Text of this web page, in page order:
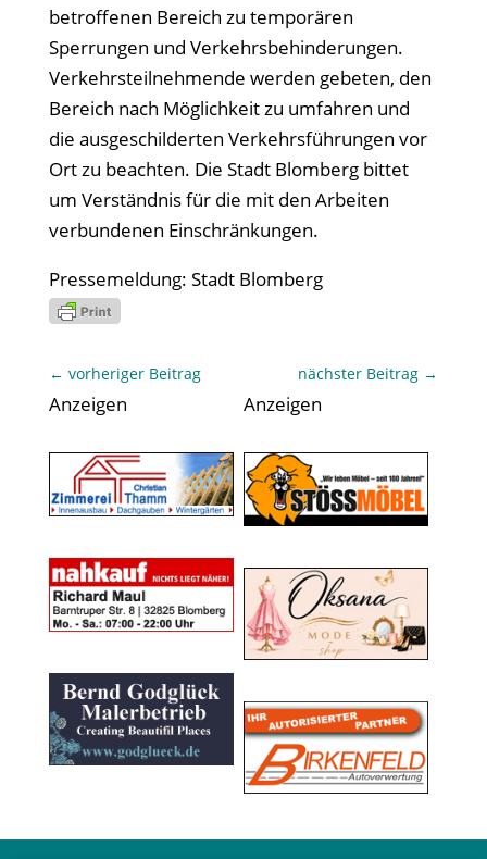
betroffenen Bereich zu temporären
Sperrungen und Verkehrsbehinderungen.
Verkehrsteilnehmende werden gebeten, den
Bereich nach Möglichkeit zu umfahren und
die ausgeschilderten Verkehrsführungen vor
Ort zu beachten. Die Stadt Blomberg bittet
um Verständnis für die mit den Arbeiten
verbundenen Einschränkungen.
Pressemeldung: Stadt Blomberg
← vorheriger Beitrag nächster Beitrag →
Anzeigen Anzeigen